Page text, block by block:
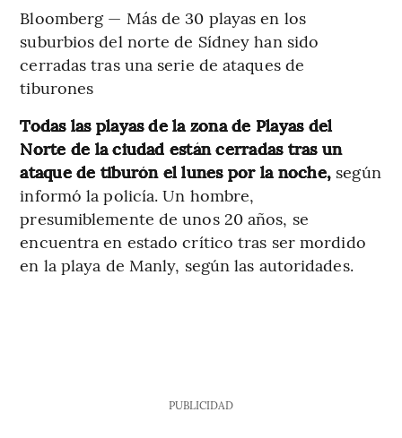
Bloomberg — Más de 30 playas en los
suburbios del norte de Sídney han sido
cerradas tras una serie de ataques de
tiburones
Todas las playas de la zona de Playas del
Norte de la ciudad están cerradas tras un
ataque de tiburón el lunes por la noche, según
informó la policía. Un hombre,
presumiblemente de unos 20 años, se
encuentra en estado crítico tras ser mordido
en la playa de Manly, según las autoridades.
PUBLICIDAD